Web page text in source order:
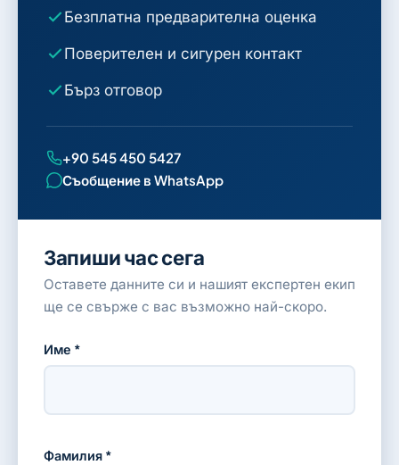
Безплатна предварителна оценка
Поверителен и сигурен контакт
Бърз отговор
+90 545 450 5427
Съобщение в WhatsApp
Запиши час сега
Оставете данните си и нашият експертен екип
ще се свърже с вас възможно най-скоро.
Име *
Фамилия *